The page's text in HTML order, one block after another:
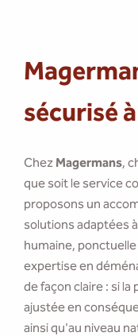
sécurisé
Chez Magermans,
que soit le service
proposons un
solutions adaptées
humaine,
expertise en
de façon claire : si
ajustée en
ainsi qu'au niveau